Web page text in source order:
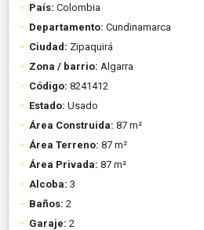
País: Colombia
Departamento: Cundinamarca
Ciudad: Zipaquirá
Zona / barrio: Algarra
Código: 8241412
Estado: Usado
Área Construida: 87 m²
Área Terreno: 87 m²
Área Privada: 87 m²
Alcoba: 3
Baños: 2
Garaje: 2